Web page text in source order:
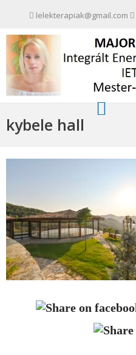
lelekterapiak@gmail.com
kybele hall